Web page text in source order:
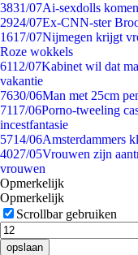
3831/07Ai-sexdolls
2924/07Ex-CNN-ster
1617/07Nijmegen krijgt
Roze wokkels
6112/07Kabinet wil dat
vakantie
7630/06Man met 25cm
7117/06Porno-tweeling
incestfantasie
5714/06Amsterdammers
4027/05Vrouwen zijn
vrouwen
Opmerkelijk
Opmerkelijk
Scrollbar gebruiken
opslaan